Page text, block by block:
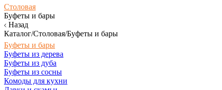
Столовая
Буфеты и бары
Назад
Каталог/Столовая/Буфеты и бары
Буфеты и бары
Буфеты из дерева
Буфеты из дуба
Буфеты из сосны
Комоды для кухни